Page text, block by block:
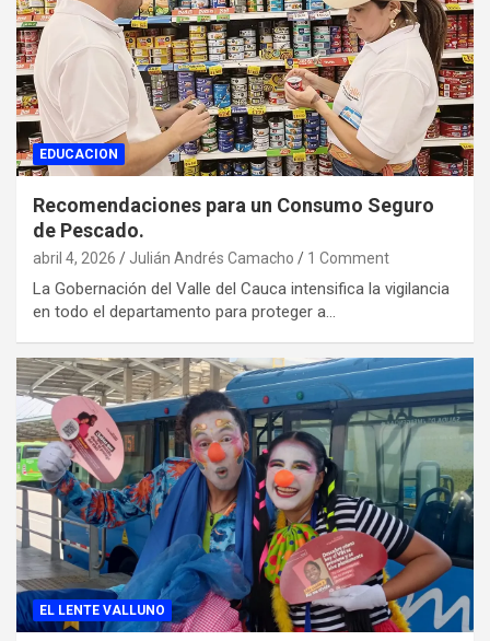
EDUCACION
Recomendaciones para un Consumo Seguro
de Pescado.
abril 4, 2026 Julián Andrés Camacho 1 Comment
La Gobernación del Valle del Cauca intensifica la vigilancia
en todo el departamento para proteger a…
EL LENTE VALLUNO